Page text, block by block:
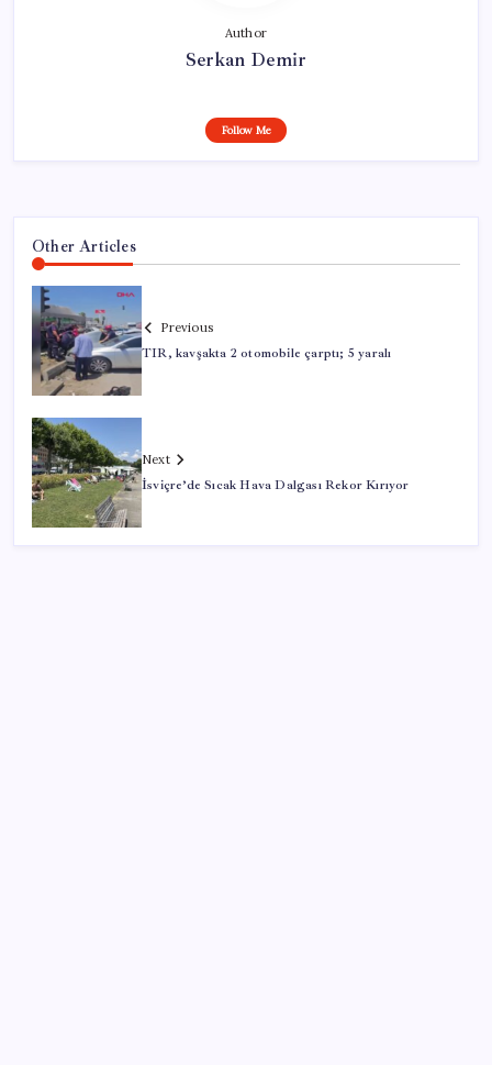
Author
Serkan Demir
Follow Me
Other Articles
Previous
TIR, kavşakta 2 otomobile çarptı; 5 yaralı
Next
İsviçre’de Sıcak Hava Dalgası Rekor Kırıyor